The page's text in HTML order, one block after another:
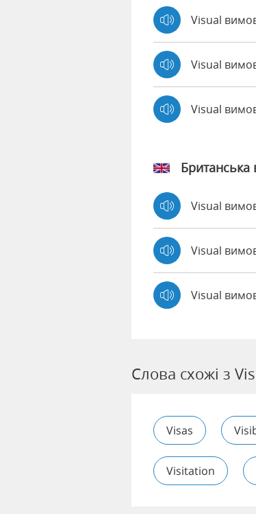
Visual
Visual
Visual
Британська
Visual
Visual
Visual
Слова схожі з
Visas
Visitation